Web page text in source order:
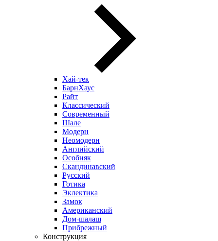
Хай-тек
БарнХаус
Райт
Классический
Современный
Шале
Модерн
Неомодерн
Английский
Особняк
Скандинавский
Русский
Готика
Эклектика
Замок
Американский
Дом-шалаш
Прибрежный
Конструкция